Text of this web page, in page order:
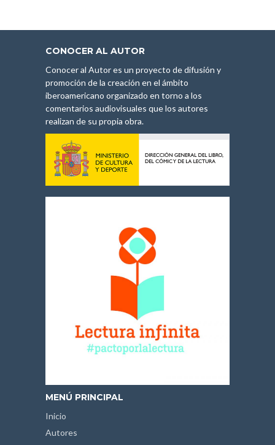
CONOCER AL AUTOR
Conocer al Autor es un proyecto de difusión y
promoción de la creación en el ámbito
iberoamericano organizado en torno a los
comentarios audiovisuales que los autores
realizan de su propia obra.
MENÚ PRINCIPAL
Inicio
Autores